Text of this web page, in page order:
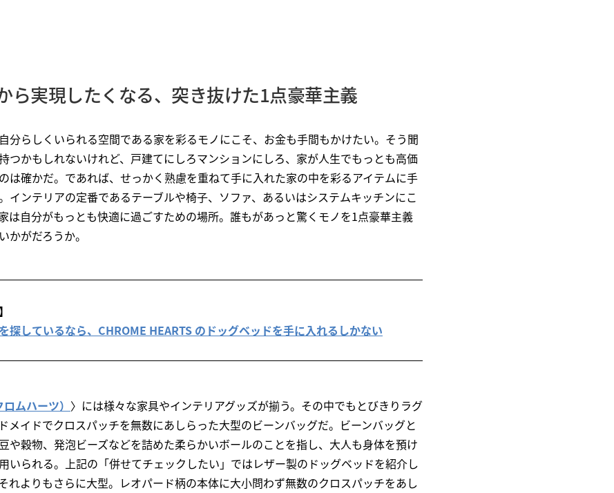
ら実現したくなる、突き抜けた1点豪華主義
分らしくいられる空間である家を彩るモノにこそ、お金も手間もかけたい。そう聞
つかもしれないけれど、戸建てにしろマンションにしろ、家が人生でもっとも高価
は確かだ。であれば、せっかく熟慮を重ねて手に入れた家の中を彩るアイテムに手
インテリアの定番であるテーブルや椅子、ソファ、あるいはシステムキッチンにこ
は自分がもっとも快適に過ごすための場所。誰もがあっと驚くモノを1点豪華主義
かがだろうか。
探しているなら、CHROME HEARTS のドッグベッドを手に入れるしかない
ムハーツ） 〉には様々な家具やインテリアグッズが揃う。その中でもとびきりラグ
メイドでクロスパッチを無数にあしらった大型のビーンバッグだ。ビーンバッグと
や穀物、発泡ビーズなどを詰めた柔らかいボールのことを指し、大人も身体を預け
いられる。上記の「併せてチェックしたい」ではレザー製のドッグベッドを紹介し
れよりもさらに大型。レオパード柄の本体に大小問わず無数のクロスパッチをあし